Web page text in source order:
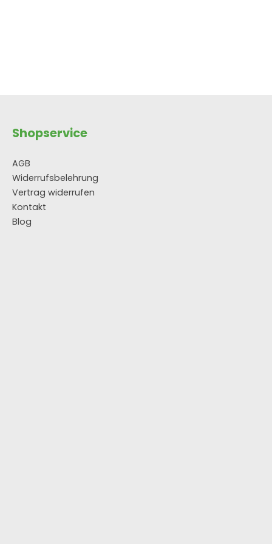
Shopservice
AGB
Widerrufsbelehrung
Vertrag widerrufen
Kontakt
Blog